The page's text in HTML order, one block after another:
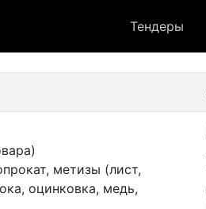
Тендеры
метизы (лист,
оцинковка, медь,